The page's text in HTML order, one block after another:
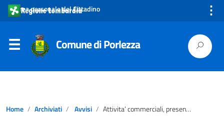
Area personale del Cittadino ⋮
Comune di Porlezza
Home Archiviati Avvisi Attivita’ commerciali, presenti sul nostro territorio, che si sono rese disponibili alla consegna a domicilio novembre